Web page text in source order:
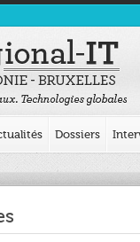
Dossiers